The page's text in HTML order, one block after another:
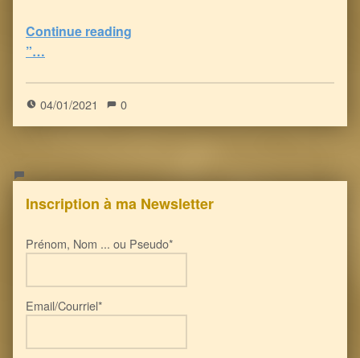
Continue reading
”…
04/01/2021 0
Inscription à ma Newsletter
Prénom, Nom ... ou Pseudo*
Email/Courriel*